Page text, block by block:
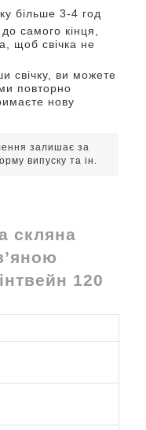
більше 3-4 год
самого кінця,
щоб свічка не
свічку, ви можете
повторно
нову
залишає за
випуску та ін.
скляна
120